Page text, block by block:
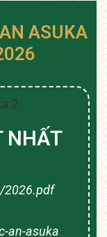
ASUKA
NHẤT
2026.pdf
an-asuka